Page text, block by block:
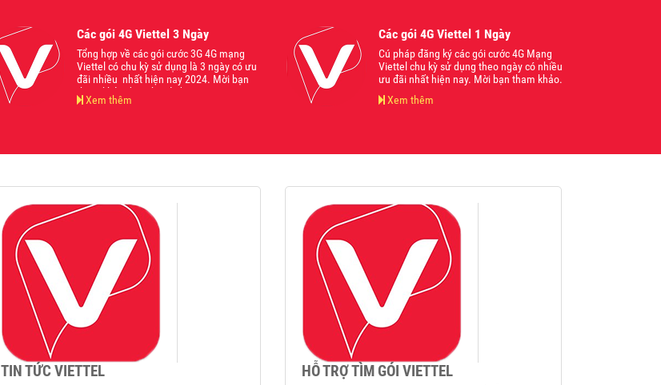
Các gói 4G Viettel 3 Ngày
Tổng hợp về các gói cước 3G 4G mạng
Viettel có chu kỳ sử dụng là 3 ngày có ưu
đãi nhiều nhất hiện nay 2024. Mời bạn
tham khảo đăng ký sử dụng.
Xem thêm
Các gói 4G Viettel 1 Ngày
Cú pháp đăng ký các gói cước 4G Mạng
Viettel chu kỳ sử dụng theo ngày có nhiều
ưu đãi nhất hiện nay. Mời bạn tham khảo.
Xem thêm
TIN TỨC VIETTEL HỖ TRỢ TÌM GÓI VIETTEL